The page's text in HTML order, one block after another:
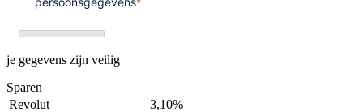
je gegevens zijn veilig
Sparen
Revolut
3,10%